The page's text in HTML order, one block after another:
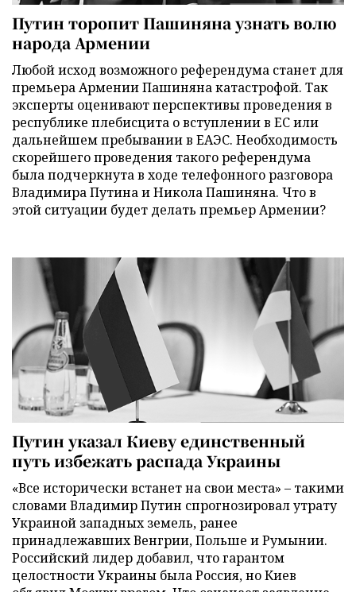
Путин торопит Пашиняна узнать волю
народа Армении
Любой исход возможного референдума станет для
премьера Армении Пашиняна катастрофой. Так
эксперты оценивают перспективы проведения в
республике плебисцита о вступлении в ЕС или
дальнейшем пребывании в ЕАЭС. Необходимость
скорейшего проведения такого референдума
была подчеркнута в ходе телефонного разговора
Владимира Путина и Никола Пашиняна. Что в
этой ситуации будет делать премьер Армении?
Путин указал Киеву единственный
путь избежать распада Украины
«Все исторически встанет на свои места» – такими
словами Владимир Путин спрогнозировал утрату
Украиной западных земель, ранее
принадлежавших Венгрии, Польше и Румынии.
Российский лидер добавил, что гарантом
целостности Украины была Россия, но Киев